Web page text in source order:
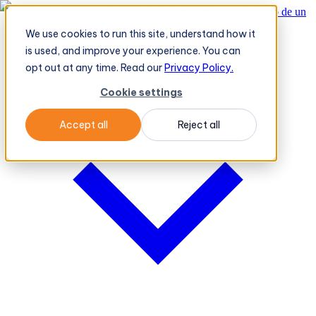
We use cookies to run this site, understand how it
is used, and improve your experience. You can
opt out at any time. Read ourPrivacy Policy.
Cookie settings
Accept all Reject all
El TeleOrder AI Agent de BeatRoute toma un pedido en vivo de un
PlataformaPlataforma